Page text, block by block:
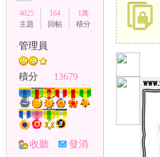
4025
主題
164
回帖
1萬
積分
管理員
積分 13679
收聽
發消